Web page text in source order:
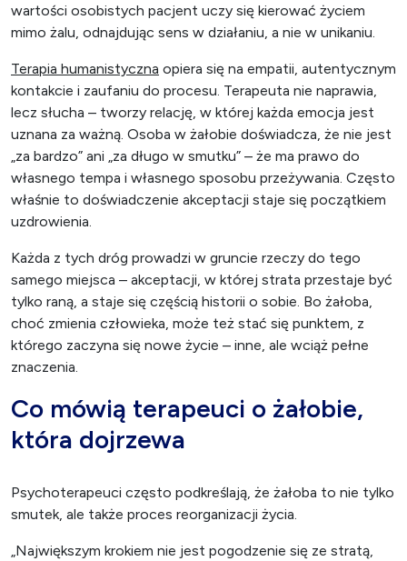
wartości osobistych pacjent uczy się kierować życiem
mimo żalu, odnajdując sens w działaniu, a nie w unikaniu.
Terapia humanistyczna opiera się na empatii, autentycznym
kontakcie i zaufaniu do procesu. Terapeuta nie naprawia,
lecz słucha – tworzy relację, w której każda emocja jest
uznana za ważną. Osoba w żałobie doświadcza, że nie jest
„za bardzo” ani „za długo w smutku” – że ma prawo do
własnego tempa i własnego sposobu przeżywania. Często
właśnie to doświadczenie akceptacji staje się początkiem
uzdrowienia.
Każda z tych dróg prowadzi w gruncie rzeczy do tego
samego miejsca – akceptacji, w której strata przestaje być
tylko raną, a staje się częścią historii o sobie. Bo żałoba,
choć zmienia człowieka, może też stać się punktem, z
którego zaczyna się nowe życie – inne, ale wciąż pełne
znaczenia.
Co mówią terapeuci o żałobie,
która dojrzewa
Psychoterapeuci często podkreślają, że żałoba to nie tylko
smutek, ale także proces reorganizacji życia.
„Największym krokiem nie jest pogodzenie się ze stratą,